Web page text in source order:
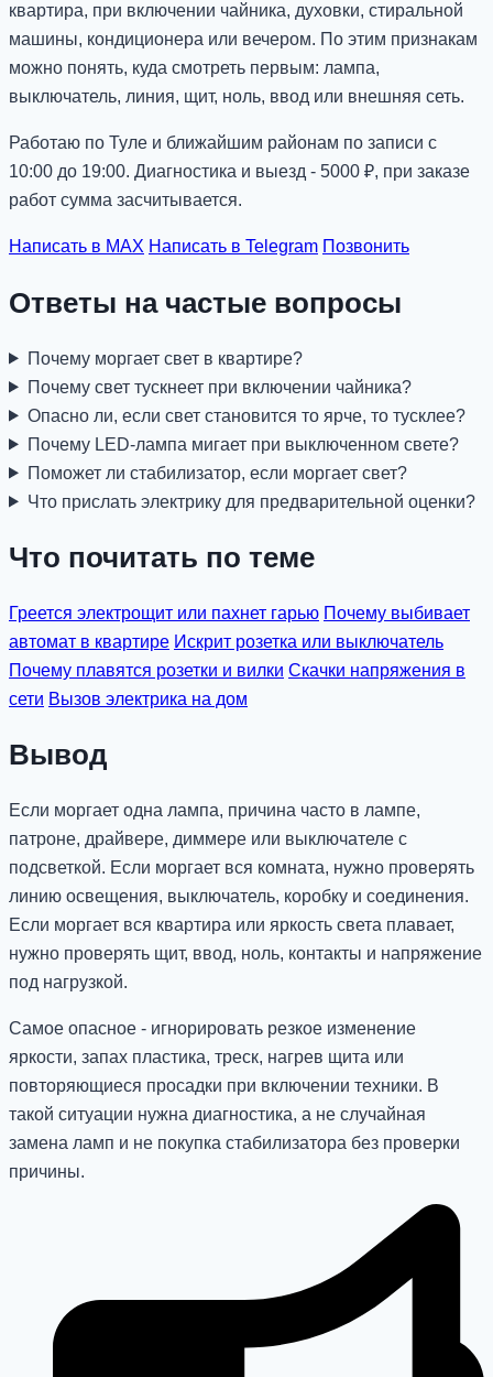
квартира, при включении чайника, духовки, стиральной
машины, кондиционера или вечером. По этим признакам
можно понять, куда смотреть первым: лампа,
выключатель, линия, щит, ноль, ввод или внешняя сеть.
Работаю по Туле и ближайшим районам по записи с
10:00 до 19:00. Диагностика и выезд - 5000 ₽, при заказе
работ сумма засчитывается.
Написать в MAX Написать в Telegram Позвонить
Ответы на частые вопросы
Почему моргает свет в квартире?
Почему свет тускнеет при включении чайника?
Опасно ли, если свет становится то ярче, то тусклее?
Почему LED-лампа мигает при выключенном свете?
Поможет ли стабилизатор, если моргает свет?
Что прислать электрику для предварительной оценки?
Что почитать по теме
Греется электрощит или пахнет гарью Почему выбивает
автомат в квартире Искрит розетка или выключатель
Почему плавятся розетки и вилки Скачки напряжения в
сети Вызов электрика на дом
Вывод
Если моргает одна лампа, причина часто в лампе,
патроне, драйвере, диммере или выключателе с
подсветкой. Если моргает вся комната, нужно проверять
линию освещения, выключатель, коробку и соединения.
Если моргает вся квартира или яркость света плавает,
нужно проверять щит, ввод, ноль, контакты и напряжение
под нагрузкой.
Самое опасное - игнорировать резкое изменение
яркости, запах пластика, треск, нагрев щита или
повторяющиеся просадки при включении техники. В
такой ситуации нужна диагностика, а не случайная
замена ламп и не покупка стабилизатора без проверки
причины.